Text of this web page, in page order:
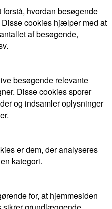
hvordan besøgende
cookies hjælper med at
af besøgende,
besøgende relevante
Disse cookies sporer
og indsamler oplysninger
er dem, der analyseres
kategori.
for, at hjemmesiden